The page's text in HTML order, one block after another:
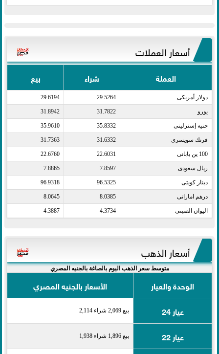
أسعار العملات
العملة شراء بيع
دولار أمريكى​ 29.5264
29.6194
يورو​ 31.7822
31.8942
جنيه إسترلينى​ 35.8332
35.9610
فرنك سويسرى​ 31.6332
31.7363
100 ين يابانى​ 22.6031
22.6760
ريال سعودى​ 7.8597
7.8865
دينار كويتى​ 96.5325
96.9318
درهم اماراتى​ 8.0385
8.0645
اليوان الصينى​ 4.3734
4.3887
أسعار الذهب
متوسط سعر الذهب اليوم بالصاغة بالجنيه المصري
الوحدة والعيار
الأسعار بالجنيه المصري
عيار 24
بيع 2,069 شراء 2,114
عيار 22 بيع 1,896 شراء 1,938